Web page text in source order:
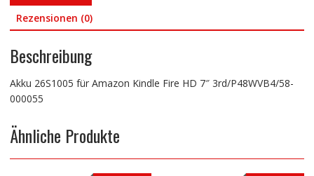
Rezensionen (0)
Beschreibung
Akku 26S1005 für Amazon Kindle Fire HD 7″ 3rd/P48WVB4/58-
000055
Ähnliche Produkte